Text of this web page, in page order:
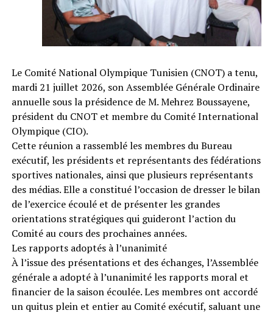
Le Comité National Olympique Tunisien (CNOT) a tenu,
mardi 21 juillet 2026, son Assemblée Générale Ordinaire
annuelle sous la présidence de M. Mehrez Boussayene,
président du CNOT et membre du Comité International
Olympique (CIO).
Cette réunion a rassemblé les membres du Bureau
exécutif, les présidents et représentants des fédérations
sportives nationales, ainsi que plusieurs représentants
des médias. Elle a constitué l’occasion de dresser le bilan
de l’exercice écoulé et de présenter les grandes
orientations stratégiques qui guideront l’action du
Comité au cours des prochaines années.
Les rapports adoptés à l’unanimité
À l’issue des présentations et des échanges, l’Assemblée
générale a adopté à l’unanimité les rapports moral et
financier de la saison écoulée. Les membres ont accordé
un quitus plein et entier au Comité exécutif, saluant une